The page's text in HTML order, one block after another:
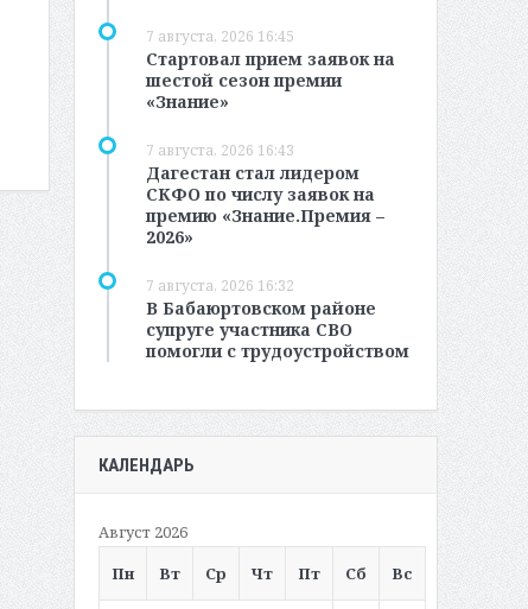
7 августа, 2026 16:45
Стартовал прием заявок на
шестой сезон премии
«Знание»
7 августа, 2026 16:43
Дагестан стал лидером
СКФО по числу заявок на
премию «Знание.Премия –
2026»
7 августа, 2026 16:32
В Бабаюртовском районе
супруге участника СВО
помогли с трудоустройством
КАЛЕНДАРЬ
Август 2026
Пн
Вт Ср Чт Пт Сб Вс